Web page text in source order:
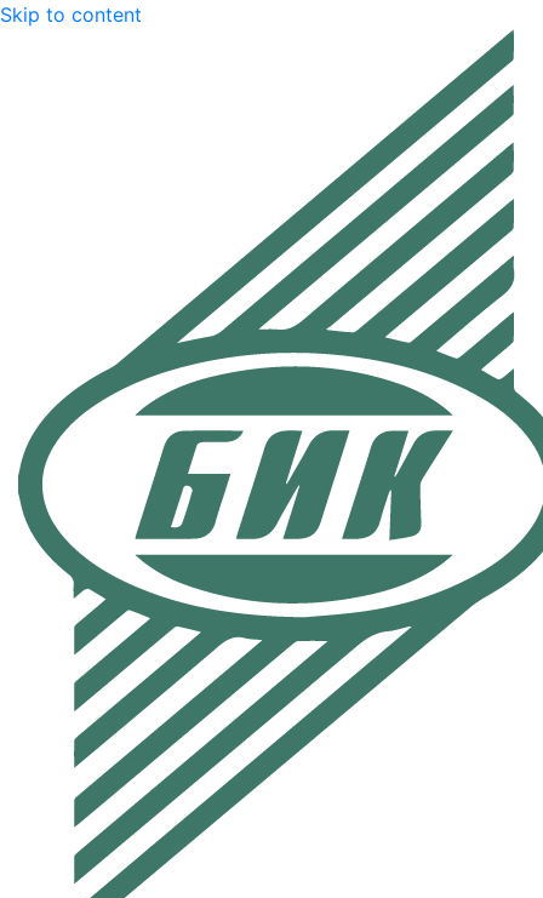
Skip to content